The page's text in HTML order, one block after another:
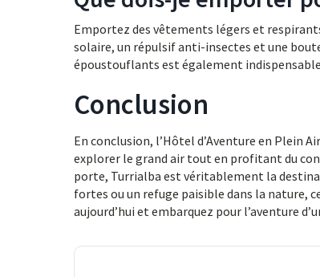
Emportez des vêtements légers et
solaire, un répulsif anti-insectes et une
époustouflants est également
Conclusion
En conclusion, l’Hôtel d’Aventure en Plein
explorer le grand air tout en profitant du
porte, Turrialba est véritablement la
fortes ou un refuge paisible dans la nature,
aujourd’hui et embarquez pour l’aventure